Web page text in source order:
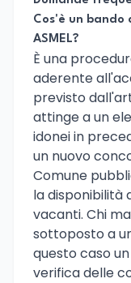
Cos'è un bando
ASMEL?
È una
aderente
previsto
attinge a un
idonei in
un nuovo
Comune
la disponibilità
vacanti. Chi
sottoposto a
questo caso
verifica delle